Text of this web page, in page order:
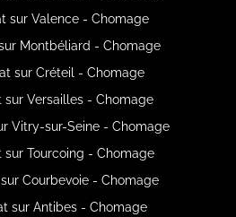
sur Valence - Chomage
Montbéliard - Chomage
sur Créteil - Chomage
sur Versailles - Chomage
Vitry-sur-Seine - Chomage
sur Tourcoing - Chomage
Courbevoie - Chomage
sur Antibes - Chomage